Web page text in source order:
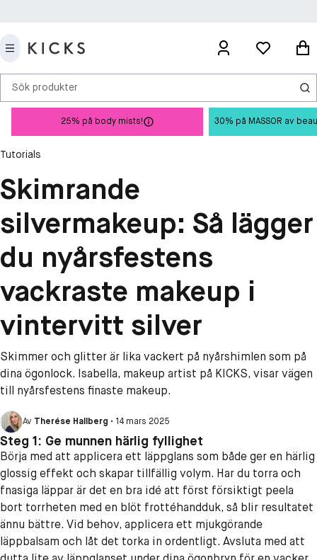
Sök produkter
25% på body mists! 30% på MASSOR av
Tutorials
Skimrande
silvermakeup: Så lägger
du nyårsfestens
vackraste makeup i
vintervitt silver
Skimmer och glitter är lika vackert på nyårshimlen som på
dina ögonlock. Isabella, makeup artist på KICKS, visar vägen
till nyårsfestens finaste makeup.
Av Therése Hallberg • 14 mars 2025
Steg 1: Ge munnen härlig fyllighet
Börja med att applicera ett läppglans som både ger en härlig
glossig effekt och skapar tillfällig volym. Har du torra och
fnasiga läppar är det en bra idé att först försiktigt peela
bort torrheten med en blöt frottéhandduk, så blir resultatet
ännu bättre. Vid behov, applicera ett mjukgörande
läppbalsam och låt det torka in ordentligt. Avsluta med att